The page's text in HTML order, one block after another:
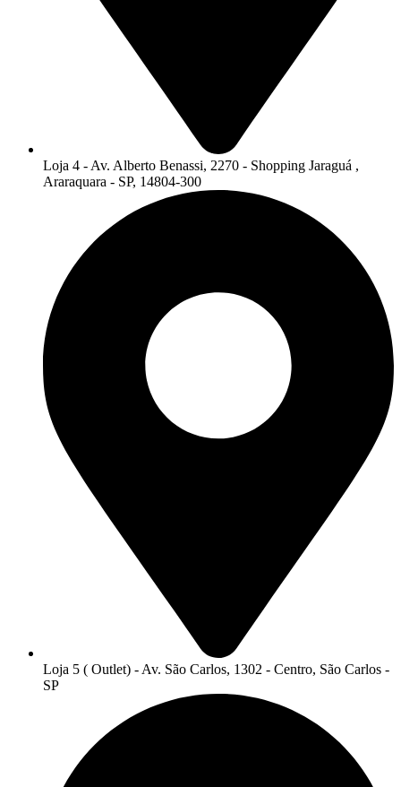
Loja 4 - Av. Alberto Benassi, 2270 - Shopping Jaraguá ,
Araraquara - SP, 14804-300
Loja 5 ( Outlet) - Av. São Carlos, 1302 - Centro, São Carlos -
SP